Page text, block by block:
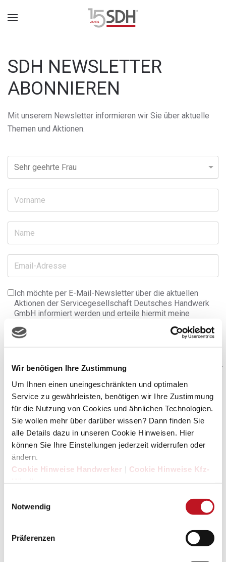
Wir benötigen Ihre Zustimmung
Um Ihnen einen uneingeschränkten und optimalen
Service zu gewährleisten, benötigen wir Ihre Zustimmung
für die Nutzung von Cookies und ähnlichen Technologien.
Sie wollen mehr über darüber wissen? Dann finden Sie
alle Details dazu in unseren Cookie Hinweisen. Hier
können Sie Ihre Einstellungen jederzeit widerrufen oder
ändern.
Cookie Hinweise Handwerker | Cookie Hinweise Kfz-
Notwendig
Präferenzen
SDH NEWSLETTER
ABONNIEREN
Mit unserem Newsletter informieren wir Sie über aktuelle
Themen und Aktionen.
Abonnieren:*
Ich möchte per E-Mail-Newsletter über die aktuellen
Aktionen der Servicegesellschaft Deutsches Handwerk
GmbH informiert werden und erteile hiermit meine
personenbezogenen Daten.
Zukunft widerrufen und den E-Mail-Newsletter abbestellen.
Am Ende jedes Newsletters finden Sie dazu einen
Abmeldelink. Oder senden Sie uns einfach eine E-Mail an
service@sdh.de. Weitere Informationen zur Verarbeitung
Ihrer personenbezogenen Daten finden Sie in unseren
Datenschutzhinweisen.
hCaptcha*